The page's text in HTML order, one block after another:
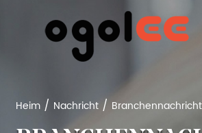
Heim / Nachricht /